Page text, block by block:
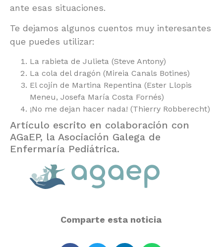
ante esas situaciones.
Te dejamos algunos cuentos muy interesantes
que puedes utilizar:
La rabieta de Julieta (Steve Antony)
La cola del dragón (Mireia Canals Botines)
El cojín de Martina Repentina (Ester Llopis
Meneu, Josefa María Costa Fornés)
¡No me dejan hacer nada! (Thierry Robberecht)
Artículo escrito en colaboración con
AGaEP, la Asociación Galega de
Enfermaría Pediátrica.
Comparte esta noticia